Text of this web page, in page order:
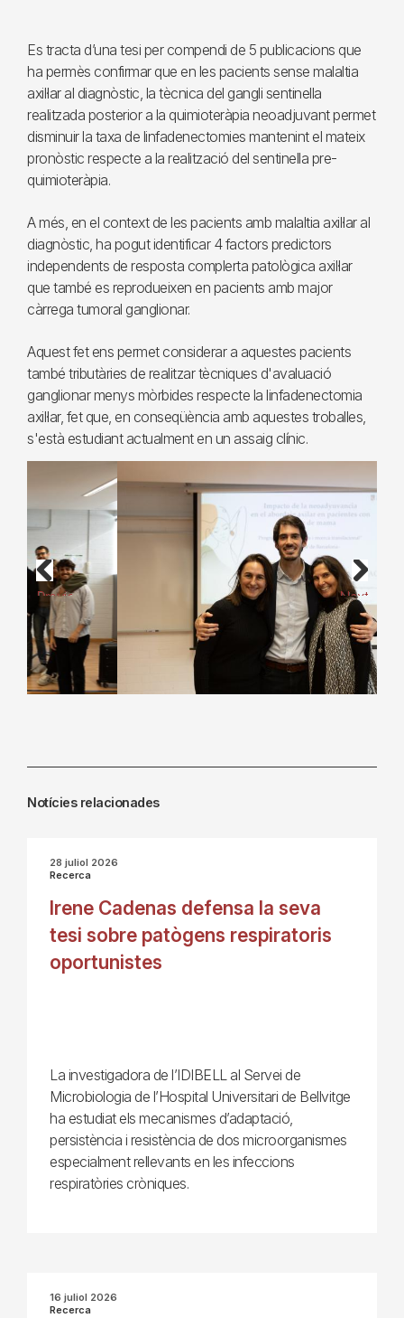
Es tracta d’una tesi per compendi de 5 publicacions que
ha permès confirmar que en les pacients sense malaltia
axil·lar al diagnòstic, la tècnica del gangli sentinella
realitzada posterior a la quimioteràpia neoadjuvant permet
disminuir la taxa de linfadenectomies mantenint el mateix
pronòstic respecte a la realització del sentinella pre-
quimioteràpia.
A més, en el context de les pacients amb malaltia axil·lar al
diagnòstic, ha pogut identificar 4 factors predictors
independents de resposta complerta patològica axil·lar
que també es reprodueixen en pacients amb major
càrrega tumoral ganglionar.
Aquest fet ens permet considerar a aquestes pacients
també tributàries de realitzar tècniques d'avaluació
ganglionar menys mòrbides respecte la linfadenectomia
axil·lar, fet que, en conseqüència amb aquestes troballes,
s'està estudiant actualment en un assaig clínic.
Previous Next
Notícies relacionades
28 juliol 2026
Recerca
Irene Cadenas defensa la seva
tesi sobre patògens respiratoris
oportunistes
La investigadora de l’IDIBELL al Servei de
Microbiologia de l’Hospital Universitari de Bellvitge
ha estudiat els mecanismes d’adaptació,
persistència i resistència de dos microorganismes
especialment rellevants en les infeccions
respiratòries cròniques.
16 juliol 2026
Recerca